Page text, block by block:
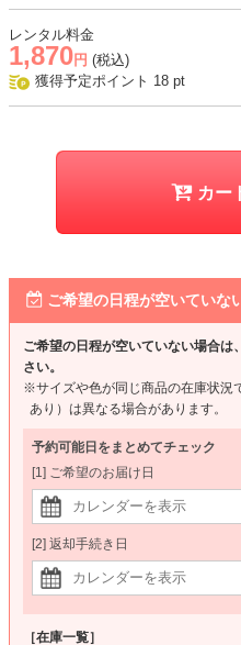
レンタル料金
1,870 円 (税込)
獲得予定ポイント 18 pt
カー
ご希望の日程が空いていな
ご希望の日程が空いていない場合は
さい。
※サイズや色が同じ商品の在庫状況
あり）は異なる場合があります。
予約可能日をまとめてチェック
[1] ご希望のお届け日
[2] 返却手続き日
［在庫一覧］